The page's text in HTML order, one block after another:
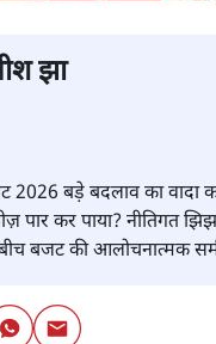
झा
2026 बड़े बदलाव का वादा
पार कर पाया? नीतिगत
बजट की आलोचनात्मक